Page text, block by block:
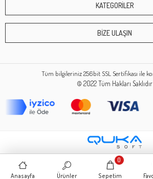
KATEGORİLER
BİZE ULAŞIN
Tüm bilgileriniz 256bit SSL Sertifikası ile
© 2022Tüm Hakları Saklıdır
Anasayfa Ürünler Sepetim
0